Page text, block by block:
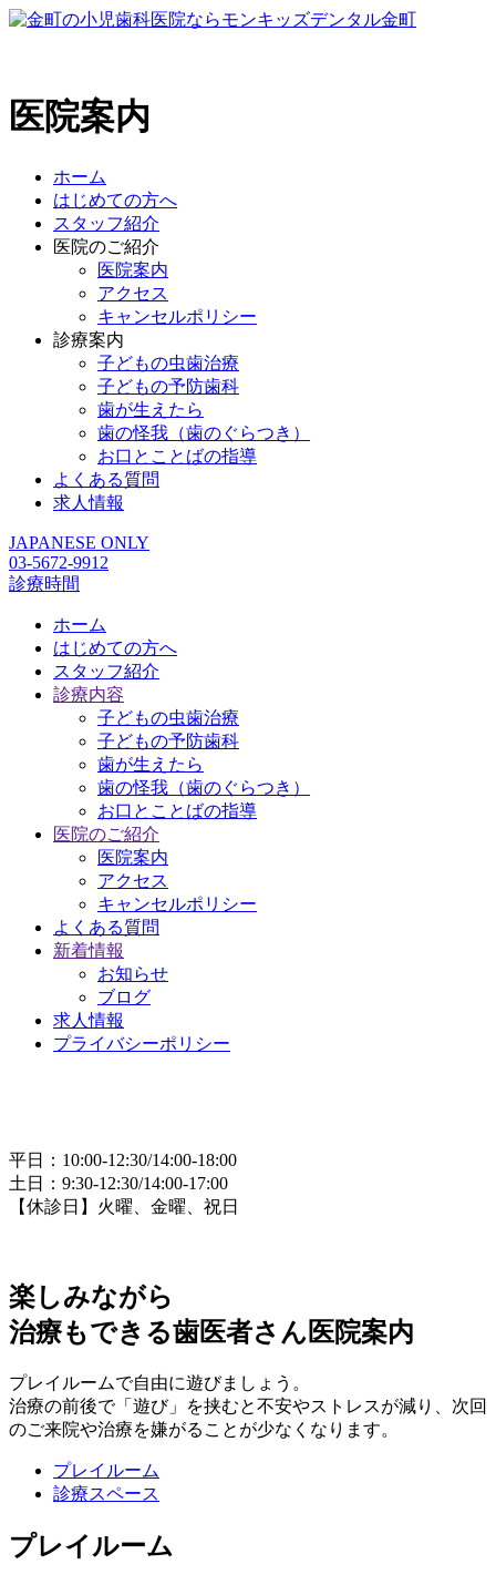
医院案内
ホーム
はじめての方へ
スタッフ紹介
医院のご紹介
医院案内
アクセス
キャンセルポリシー
診療案内
子どもの虫歯治療
子どもの予防歯科
歯が生えたら
歯の怪我（歯のぐらつき）
お口とことばの指導
よくある質問
求人情報
JAPANESE ONLY
03-5672-9912
診療時間
ホーム
はじめての方へ
スタッフ紹介
診療内容
子どもの虫歯治療
子どもの予防歯科
歯が生えたら
歯の怪我（歯のぐらつき）
お口とことばの指導
医院のご紹介
医院案内
アクセス
キャンセルポリシー
よくある質問
新着情報
お知らせ
ブログ
求人情報
プライバシーポリシー
平日：10:00-12:30/14:00-18:00
土日：9:30-12:30/14:00-17:00
【休診日】火曜、金曜、祝日
楽しみながら
治療もできる歯医者さん医院案内
プレイルームで自由に遊びましょう。
治療の前後で「遊び」を挟むと不安やストレスが減り、次回
のご来院や治療を嫌がることが少なくなります。
プレイルーム
診療スペース
プレイルーム